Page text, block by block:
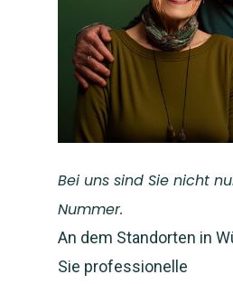
Bei uns sind Sie nicht
Nummer.
An dem Standorten in
Sie professionelle